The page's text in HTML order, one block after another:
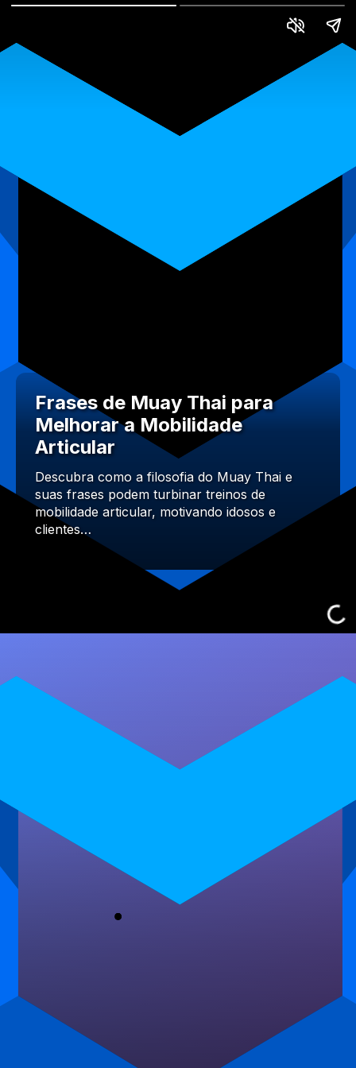
Frases de Muay Thai para
Melhorar a Mobilidade
Articular
Descubra como a filosofia do Muay Thai e
suas frases podem turbinar treinos de
mobilidade articular, motivando idosos e
clientes…